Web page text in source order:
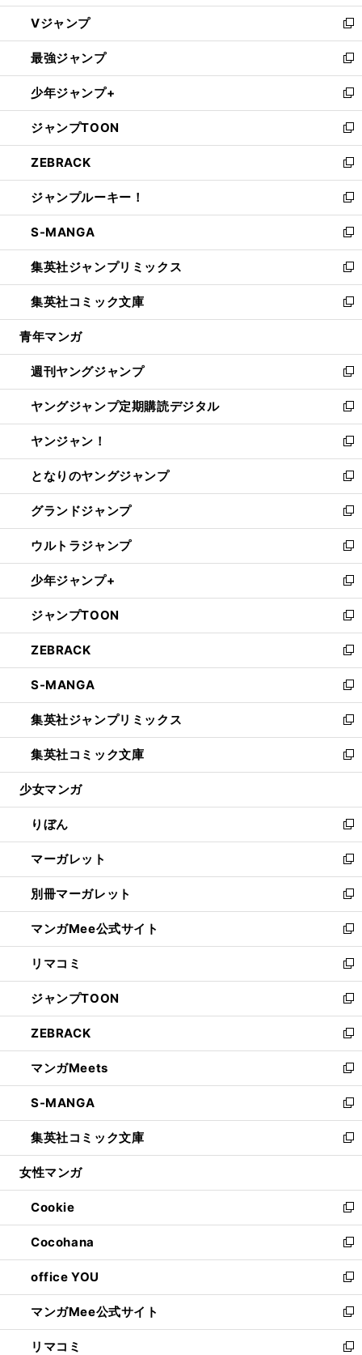
ウ
ィ
ン
ド
ウ
で
開
く
し
い
ウ
ィ
ン
ド
ウ
で
開
く
Vジャンプ
新
し
い
ウ
ィ
ン
ド
ウ
で
開
く
最強ジャンプ
新
し
い
ウ
ィ
ン
ド
ウ
で
開
く
少年ジャンプ+
新
し
い
ウ
ィ
ン
ド
ウ
で
開
く
ジャンプTOON
新
し
い
ウ
ィ
ン
ド
ウ
で
開
く
ZEBRACK
新
し
い
ウ
ィ
ン
ド
ウ
で
開
ジャンプルーキー！
新
し
い
ウ
ィ
ン
ド
ウ
開
く
S-MANGA
新
し
い
ウ
ィ
ン
ウ
で
開
く
集英社ジャンプリミックス
新
し
い
ウ
ン
ド
ウ
で
開
く
集英社コミック文庫
新
し
ウ
ィ
ン
ド
ウ
で
開
く
青年マンガ
週刊ヤングジャンプ
新
し
い
ウ
ィ
ン
ド
ウ
で
開
く
ヤングジャンプ定期購読デジタル
新
し
い
ウ
ィ
ン
ド
ウ
で
開
く
ヤンジャン！
新
し
い
ウ
ィ
ン
ド
ウ
で
開
く
となりのヤングジャンプ
新
し
い
ウ
ィ
ン
ド
ウ
で
開
く
グランドジャンプ
新
し
い
ウ
ィ
ン
ド
ウ
で
開
く
ウルトラジャンプ
新
し
い
ウ
ィ
ン
ド
ウ
で
開
く
少年ジャンプ+
新
し
い
ウ
ィ
ン
ド
ウ
で
開
く
ジャンプTOON
新
し
い
ウ
ィ
ン
ド
ウ
で
開
ZEBRACK
新
し
い
ウ
ィ
ン
ド
ウ
開
く
S-MANGA
新
し
い
ウ
ィ
ン
ウ
で
開
く
集英社ジャンプリミックス
新
し
い
ウ
ン
ド
ウ
で
開
く
集英社コミック文庫
新
し
ウ
ィ
ン
ド
ウ
で
開
く
少女マンガ
りぼん
新
し
い
ウ
ィ
ン
ド
ウ
で
開
く
マーガレット
新
し
い
ウ
ィ
ン
ド
ウ
で
開
く
別冊マーガレット
新
し
い
ウ
ィ
ン
ド
ウ
で
開
く
マンガMee公式サイト
新
し
い
ウ
ィ
ン
ド
ウ
で
開
く
リマコミ
新
し
い
ウ
ィ
ン
ド
ウ
で
開
く
ジャンプTOON
新
し
い
ウ
ィ
ン
ド
ウ
で
開
ZEBRACK
新
し
い
ウ
ィ
ン
ド
ウ
開
く
マンガMeets
新
し
い
ウ
ィ
ン
ウ
で
開
く
S-MANGA
新
し
い
ウ
ン
ド
ウ
で
開
く
集英社コミック文庫
新
し
ウ
ィ
ン
ド
ウ
で
開
く
女性マンガ
Cookie
新
し
い
ウ
ィ
ン
ド
ウ
で
Cocohana
新
し
い
ウ
ィ
ン
ド
office YOU
新
し
い
ウ
ィ
マンガMee公式サイト
新
し
い
リマコミ 新